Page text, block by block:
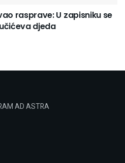
rasprave: U zapisniku se
djeda
AD ASTRA